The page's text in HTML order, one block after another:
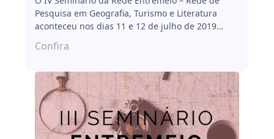
Pesquisa em Geografia, Turismo e Literatura
aconteceu nos dias 11 e 12 de julho de 2019…
Confira